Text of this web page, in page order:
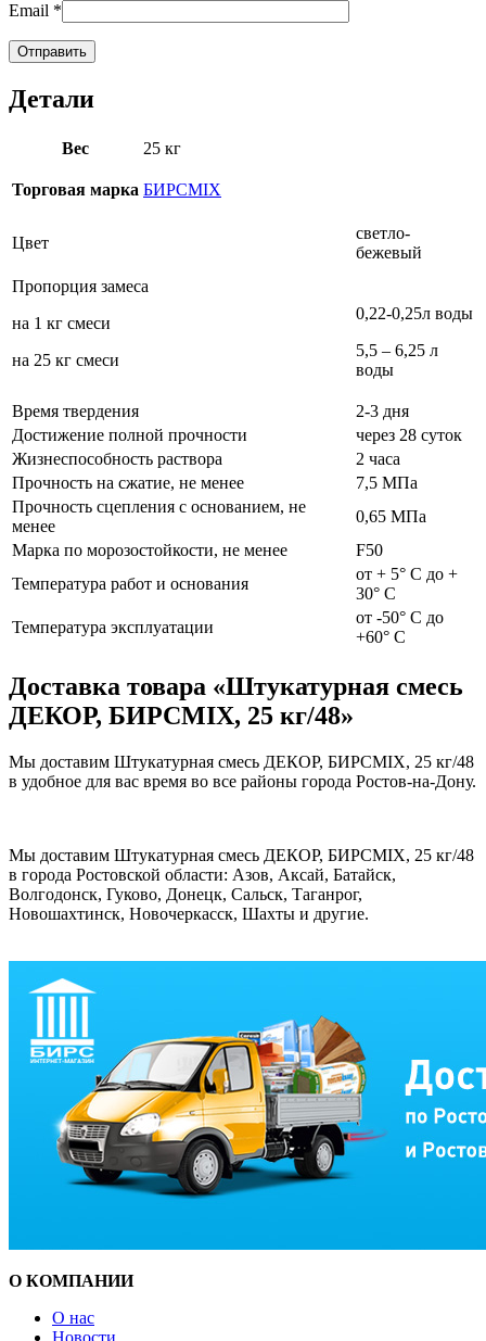
Email *
Детали
Вес 25 кг
Торговая марка БИРСMIX
Цвет
светло-
бежевый
Пропорция замеса
на 1 кг смеси
на 25 кг смеси
0,22-0,25л воды
5,5 – 6,25 л
воды
Время твердения
2-3 дня
Достижение полной прочности
через 28 суток
Жизнеспособность раствора
2 часа
Прочность на сжатие, не менее
7,5 МПа
Прочность сцепления с основанием, не
менее
0,65 МПа
Марка по морозостойкости, не менее
F50
Температура работ и основания
от + 5° С до +
30° С
Температура эксплуатации
от -50° С до
+60° С
Доставка товара «Штукатурная смесь
ДЕКОР, БИРСMIX, 25 кг/48»
Мы доставим Штукатурная смесь ДЕКОР, БИРСMIX, 25 кг/48
в удобное для вас время во все районы города Ростов-на-Дону.
Мы доставим Штукатурная смесь ДЕКОР, БИРСMIX, 25 кг/48
в города Ростовской области: Азов, Аксай, Батайск,
Волгодонск, Гуково, Донецк, Сальск, Таганрог,
Новошахтинск, Новочеркасск, Шахты и другие.
О КОМПАНИИ
О нас
Новости